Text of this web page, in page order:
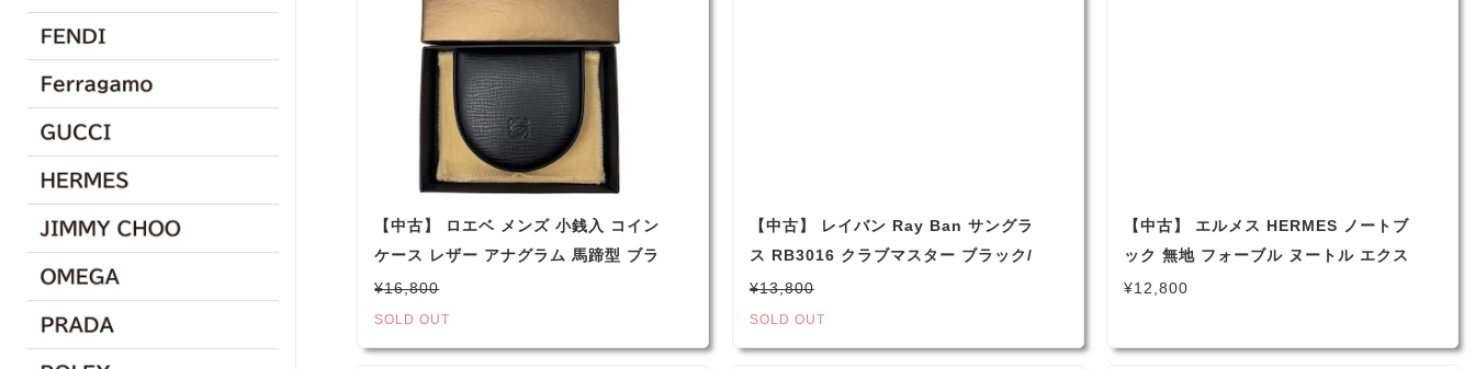
【中古】 ロエベ メンズ 小銭入 コイン
ケース レザー アナグラム 馬蹄型 ブラ
ック
¥16,800
SOLD OUT
【中古】 レイバン Ray Ban サングラ
ス RB3016 クラブマスター ブラック/
グリーン UVカット99％以上 【送料無
料】 （2542）
¥13,800
SOLD OUT
【中古】 エルメス HERMES ノートブ
ック 無地 フォーブル ヌートル エクス
リブリス 未使用 【 送料無料 】
¥12,800